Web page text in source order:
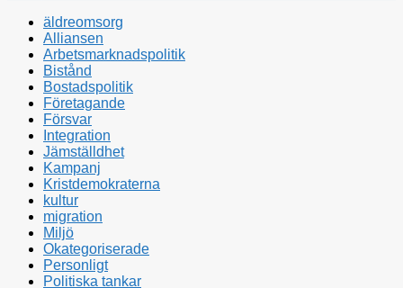
äldreomsorg
Alliansen
Arbetsmarknadspolitik
Bistånd
Bostadspolitik
Företagande
Försvar
Integration
Jämställdhet
Kampanj
Kristdemokraterna
kultur
migration
Miljö
Okategoriserade
Personligt
Politiska tankar